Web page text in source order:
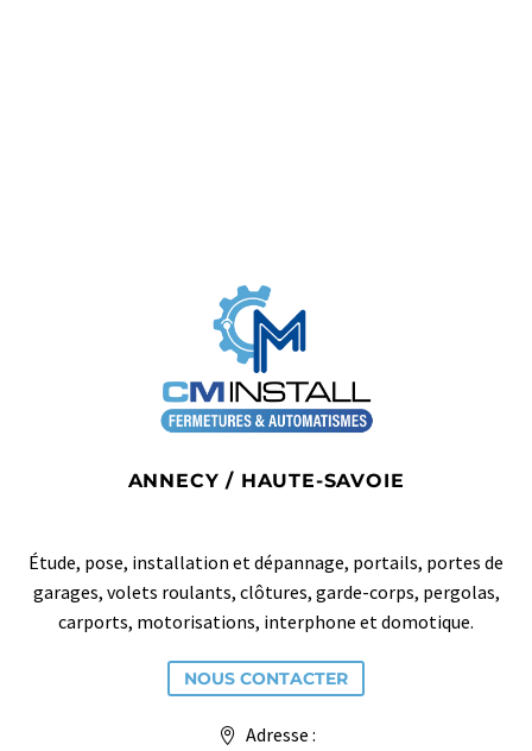
ANNECY / HAUTE-SAVOIE
Étude, pose, installation et dépannage, portails, portes de
garages, volets roulants, clôtures, garde-corps, pergolas,
carports, motorisations, interphone et domotique.
NOUS CONTACTER
Adresse :